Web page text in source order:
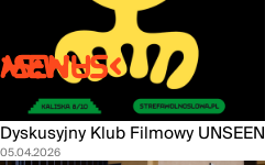
>S:W-S<
MENU
Dyskusyjny Klub Filmowy UNSEEN
05.04.2026